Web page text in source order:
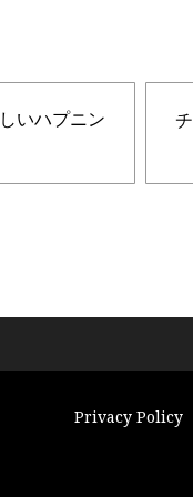
いハプニン
Privacy Policy